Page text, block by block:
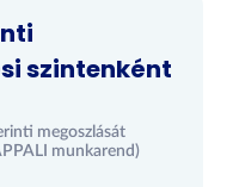
szintenként
megoszlását
munkarend)